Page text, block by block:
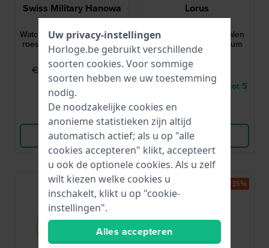
Swiss Military Hanowa
SMWGI0003402
Watchman 43 mm Zwitserse
roestvrijstalen chronograaf
met datum
€ 479,- € 329,95
● Op voorraad
Vergelijk
Bekijk Product
Lorus
RM325JX9
RM325JX9 45 mm Stalen
Chronograaf met Datum
€ 110,-
● Levering binnen 3 tot 5
Bekijk Product
-35%
Uw privacy-instellingen
Horloge.be gebruikt verschillende
soorten cookies. Voor sommige
soorten hebben we uw toestemming
nodig.
De noodzakelijke cookies en
anonieme statistieken zijn altijd
automatisch actief; als u op "alle
cookies accepteren" klikt, accepteert
u ook de optionele cookies. Als u zelf
wilt kiezen welke cookies u
inschakelt, klikt u op "cookie-
instellingen".
Alles accepteren